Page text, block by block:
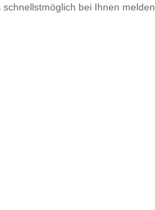
bei Ihnen melden.